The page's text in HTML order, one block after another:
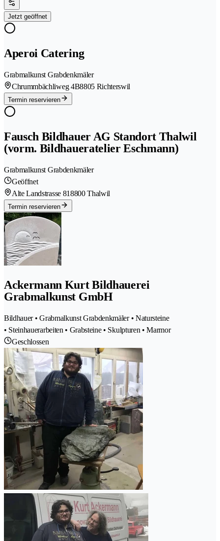
Jetzt geöffnet
Aperoi Catering
Grabmalkunst Grabdenkmäler
Chrummbächliweg 4B8805 Richterswil
Termin reservieren
Fausch Bildhauer AG Standort Thalwil
(vorm. Bildhaueratelier Eschmann)
Grabmalkunst Grabdenkmäler
Geöffnet
Alte Landstrasse 818800 Thalwil
Termin reservieren
Ackermann Kurt Bildhauerei
Grabmalkunst GmbH
Bildhauer • Grabmalkunst Grabdenkmäler • Natursteine
• Steinhauerarbeiten • Grabsteine • Skulpturen • Marmor
Geschlossen